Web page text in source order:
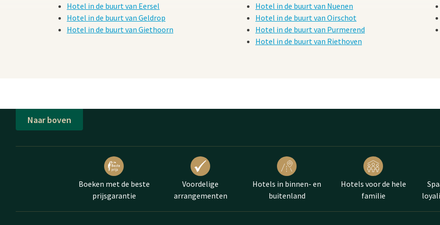
Hotel in de buurt van Eersel
Hotel in de buurt van Geldrop
Hotel in de buurt van Giethoorn
Hotel in de buurt van Nuenen
Hotel in de buurt van Oirschot
Hotel in de buurt van Purmerend
Hotel in de buurt van Riethoven
Naar boven
Boeken met de beste
prijsgarantie
Voordelige
arrangementen
Hotels in binnen- en
buitenland
Hotels voor de hele
familie